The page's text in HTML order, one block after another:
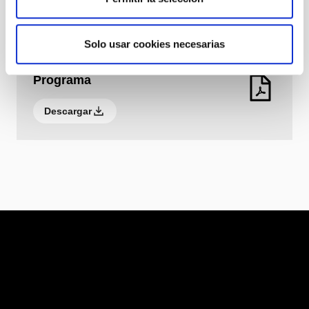
Solo usar cookies necesarias
Descargar
Programa
Descargar